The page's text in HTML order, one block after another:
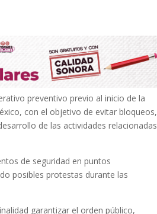
preventivo previo al inicio de la
con el objetivo de evitar bloqueos,
de las actividades relacionadas
de seguridad en puntos
posibles protestas durante las
garantizar el orden público,